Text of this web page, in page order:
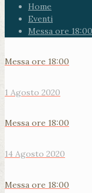
Home
Eventi
Messa ore 18:00
Messa ore 18:00
1 Agosto 2020
Messa ore 18:00
14 Agosto 2020
Messa ore 18:00